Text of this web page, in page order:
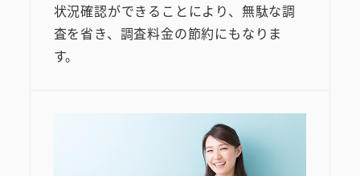
状況確認ができることにより、無駄な調
査を省き、調査料金の節約にもなりま
す。